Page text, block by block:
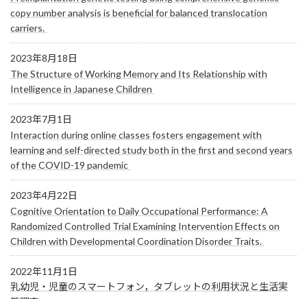
copy number analysis is beneficial for balanced translocation
carriers.
2023年8月18日
The Structure of Working Memory and Its Relationship with
Intelligence in Japanese Children
2023年7月1日
Interaction during online classes fosters engagement with
learning and self-directed study both in the first and second years
of the COVID-19 pandemic
2023年4月22日
Cognitive Orientation to Daily Occupational Performance: A
Randomized Controlled Trial Examining Intervention Effects on
Children with Developmental Coordination Disorder Traits.
2022年11月1日
乳幼児・児童のスマートフォン，タブレットの利用状況と生活実